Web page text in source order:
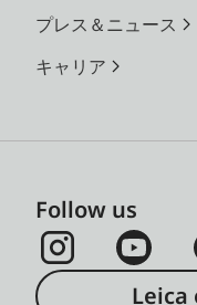
プレス＆ニュース
キャリア
Follow us
Leica